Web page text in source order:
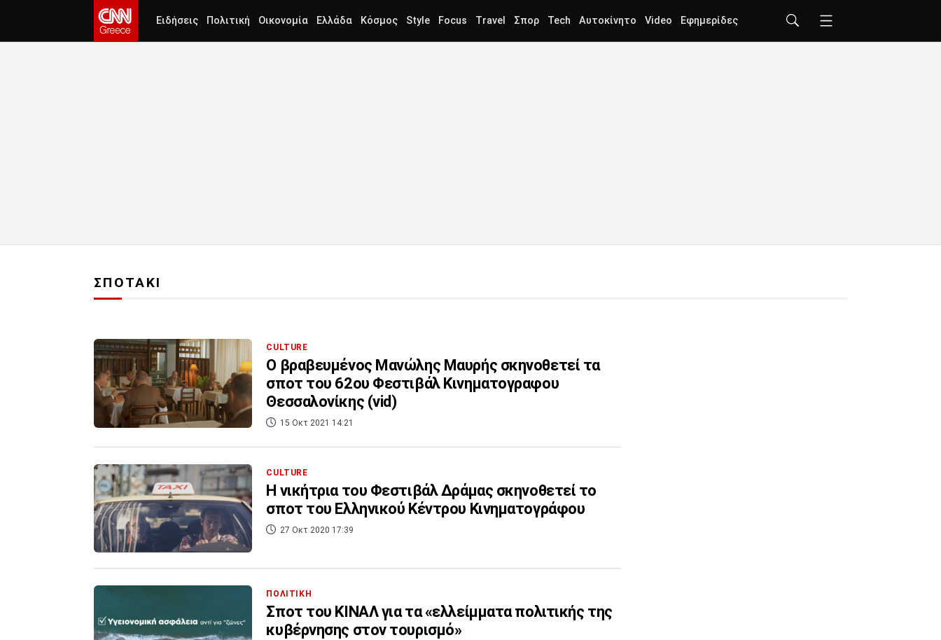
Ειδήσεις Πολιτική Οικονομία Ελλάδα Κόσμος Style Focus Travel Σπορ Tech Αυτοκίνητο Video Εφημερίδες
ΣΠΟΤΑΚΙ
CULTURE
Ο βραβευμένος Μανώλης Μαυρής σκηνοθετεί τα
σποτ του 62ου Φεστιβάλ Κινηματογραφου
Θεσσαλονίκης (vid)
15 Οκτ 2021 14:21
CULTURE
H νικήτρια του Φεστιβάλ Δράμας σκηνοθετεί το
σποτ του Ελληνικού Κέντρου Κινηματογράφου
27 Οκτ 2020 17:39
ΠΟΛΙΤΙΚΗ
Σποτ του ΚΙΝΑΛ για τα «ελλείμματα πολιτικής της
κυβέρνησης στον τουρισμό»